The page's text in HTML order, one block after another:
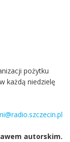
pożytku
każdą niedzielę
autorskim.